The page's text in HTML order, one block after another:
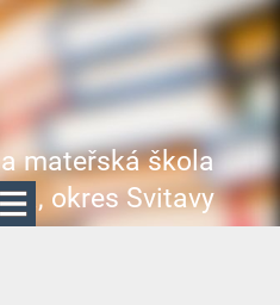
mateřská škola
okres Svitavy